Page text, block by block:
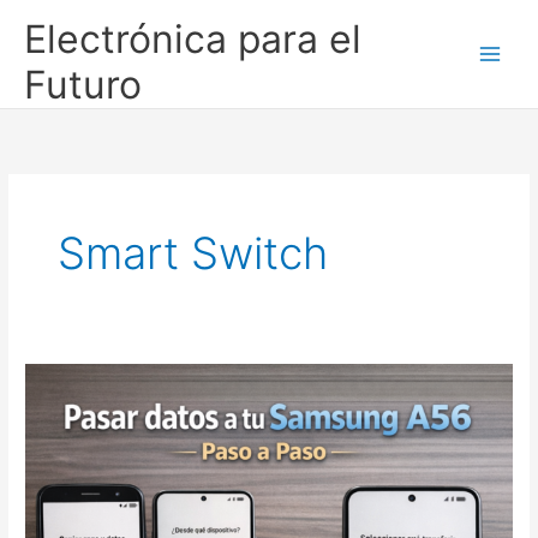
Electrónica para el
Futuro
Smart Switch
pasar
información
de